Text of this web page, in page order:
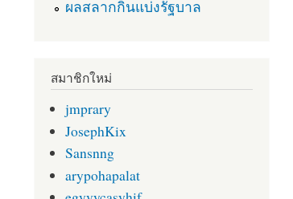
ผลสลากกินแบ่งรัฐบาล
สมาชิกใหม่
jmprary
JosephKix
Sansnng
arypohapalat